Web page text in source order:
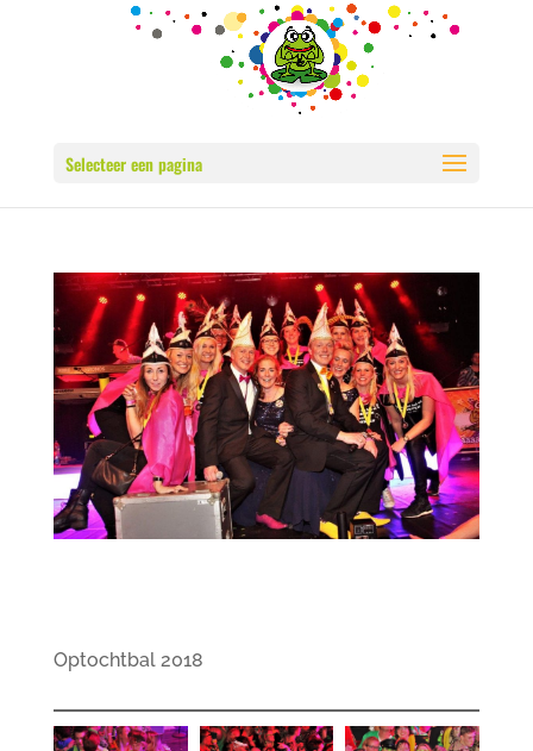
Selecteer een pagina
Optochtbal 2018